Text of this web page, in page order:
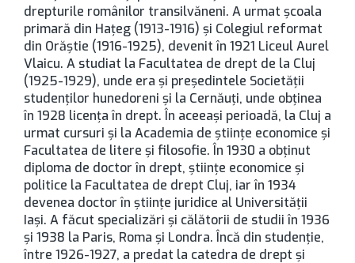
drepturile românilor transilvăneni. A urmat școala
primară din Hațeg (1913-1916) și Colegiul reformat
din Orăștie (1916-1925), devenit în 1921 Liceul Aurel
Vlaicu. A studiat la Facultatea de drept de la Cluj
(1925-1929), unde era și președintele Societății
studenților hunedoreni și la Cernăuți, unde obținea
în 1928 licența în drept. În aceeași perioadă, la Cluj a
urmat cursuri și la Academia de științe economice și
Facultatea de litere și filosofie. În 1930 a obținut
diploma de doctor în drept, științe economice și
politice la Facultatea de drept Cluj, iar în 1934
devenea doctor în științe juridice al Universității
Iași. A făcut specializări și călătorii de studii în 1936
și 1938 la Paris, Roma și Londra. Încă din studenție,
între 1926-1927, a predat la catedra de drept și